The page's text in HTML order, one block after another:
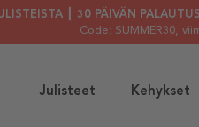
┃ 30 PÄIVÄN
Code: SUMMER30,
Julisteet Kehykset